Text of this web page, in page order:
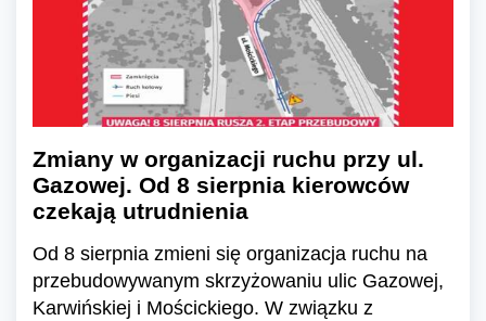
Zmiany w organizacji ruchu przy ul.
Gazowej. Od 8 sierpnia kierowców
czekają utrudnienia
Od 8 sierpnia zmieni się organizacja ruchu na
przebudowywanym skrzyżowaniu ulic Gazowej,
Karwińskiej i Mościckiego. W związku z